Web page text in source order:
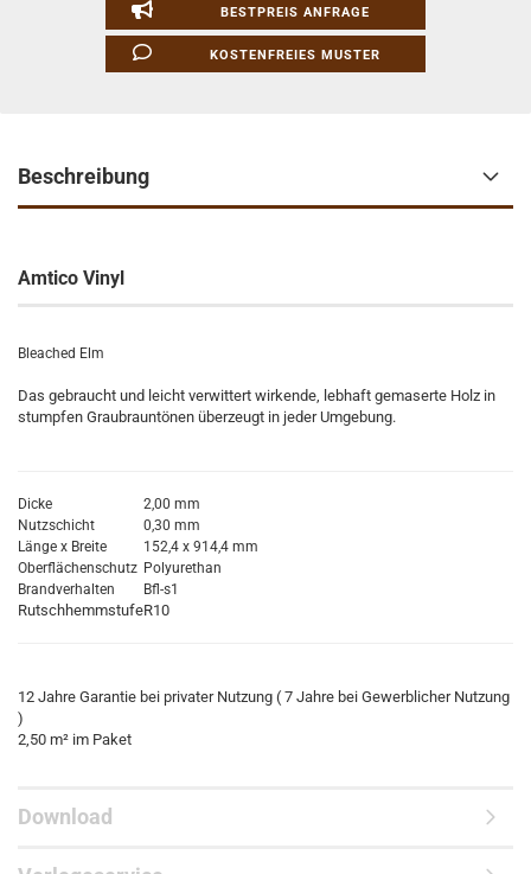
BESTPREIS ANFRAGE
KOSTENFREIES MUSTER
Beschreibung
Amtico Vinyl
Bleached Elm
Das gebraucht und leicht verwittert wirkende, lebhaft gemaserte Holz in
stumpfen Graubrauntönen überzeugt in jeder Umgebung.
Dicke
2,00 mm
Nutzschicht
0,30 mm
Länge x Breite
152,4 x 914,4 mm
Oberflächenschutz Polyurethan
Brandverhalten
Bfl-s1
RutschhemmstufeR10
12 Jahre Garantie bei privater Nutzung ( 7 Jahre bei Gewerblicher Nutzung
)
2,50 m² im Paket
Download